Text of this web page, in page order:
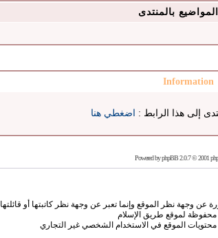
بالمنتدى
Information
إلى هذا الرابط : اضغطي هنا
Powered byphpBB2.0.7 © 2001
عن وجهة نظر الموقع وإنما تعبر عن وجهة نظر كاتبتها أو قائلتها
لموقع طريق الإسلام
الموقع في الاستخدام الشخصي غير التجاري